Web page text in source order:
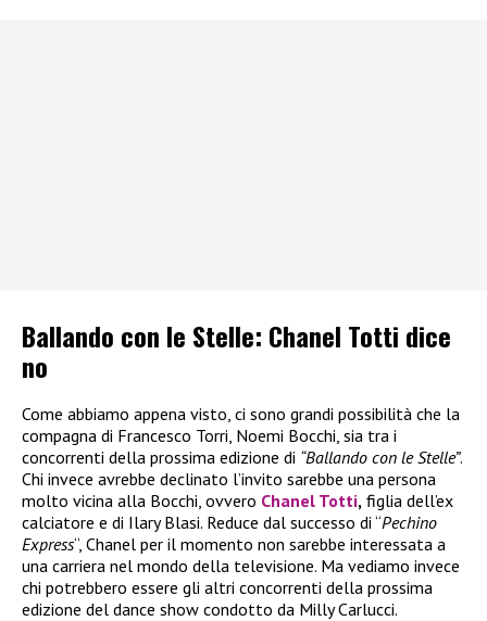
Ballando con le Stelle: Chanel Totti dice
no
Come abbiamo appena visto, ci sono grandi possibilità che la
compagna di Francesco Torri, Noemi Bocchi, sia tra i
concorrenti della prossima edizione di “Ballando con le Stelle”.
Chi invece avrebbe declinato l’invito sarebbe una persona
molto vicina alla Bocchi, ovvero Chanel Totti, figlia dell’ex
calciatore e di Ilary Blasi. Reduce dal successo di “Pechino
Express“, Chanel per il momento non sarebbe interessata a
una carriera nel mondo della televisione. Ma vediamo invece
chi potrebbero essere gli altri concorrenti della prossima
edizione del dance show condotto da Milly Carlucci.